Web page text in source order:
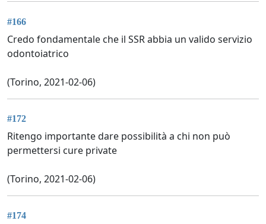
#166
Credo fondamentale che il SSR abbia un valido servizio
odontoiatrico
(Torino, 2021-02-06)
#172
Ritengo importante dare possibilità a chi non può
permettersi cure private
(Torino, 2021-02-06)
#174